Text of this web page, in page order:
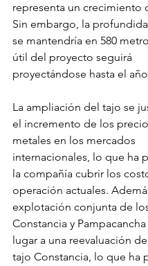
representa un crecimiento
Sin embargo, la
se mantendría en 580
útil del proyecto seguirá
proyectándose hasta el año
La ampliación del tajo se
el incremento de los
metales en los mercados
internacionales, lo que ha
la compañía cubrir los
operación actuales.
explotación conjunta de
Constancia y
lugar a una reevaluación
tajo Constancia, lo que ha